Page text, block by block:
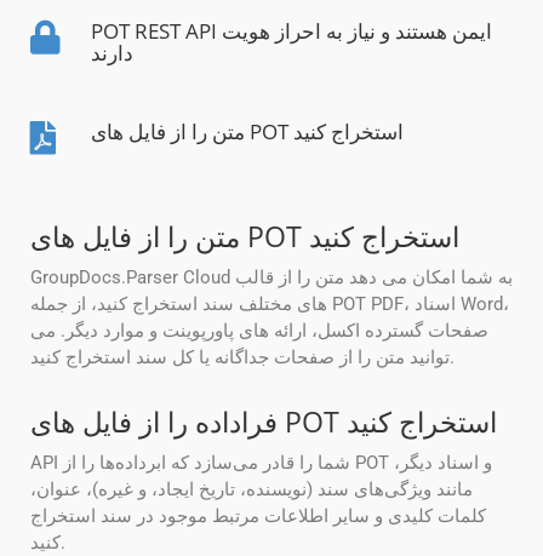
POT REST API ایمن هستند و نیاز به احراز هویت
دارند
متن را از فایل های POT استخراج کنید
متن را از فایل های POT استخراج کنید
GroupDocs.Parser Cloud به شما امکان می دهد متن را از قالب
های مختلف سند استخراج کنید، از جمله POT PDF، اسناد Word،
صفحات گسترده اکسل، ارائه های پاورپوینت و موارد دیگر. می
توانید متن را از صفحات جداگانه یا کل سند استخراج کنید.
فراداده را از فایل های POT استخراج کنید
API شما را قادر می‌سازد که ابرداده‌ها را از POT و اسناد دیگر،
مانند ویژگی‌های سند (نویسنده، تاریخ ایجاد، و غیره)، عنوان،
کلمات کلیدی و سایر اطلاعات مرتبط موجود در سند استخراج
کنید.